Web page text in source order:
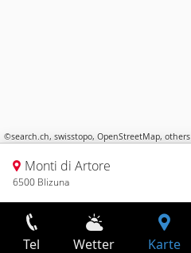
©search.ch, swisstopo, OpenStreetMap, others
Monti di Artore
6500 Blizuna
Tel Wetter Karte